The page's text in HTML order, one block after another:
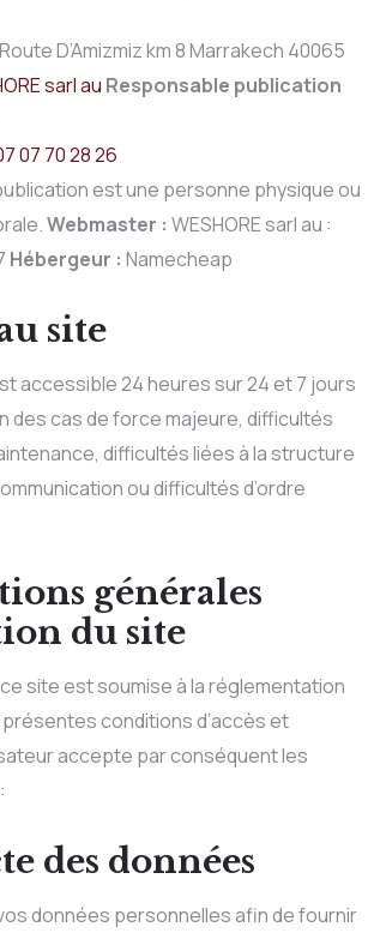
D’Amizmiz km 8 Marrakech 40065
sarl au Responsable publication
07 70 28 26
est une personne physique ou
Webmaster : WESHORE sarl au :
Hébergeur : Namecheap
site
accessible 24 heures sur 24 et 7 jours
des cas de force majeure, difficultés
difficultés liées à la structure
ou difficultés d’ordre
générales
du site
site est soumise à la réglementation
conditions d’accès et
accepte par conséquent les
des données
données personnelles afin de fournir